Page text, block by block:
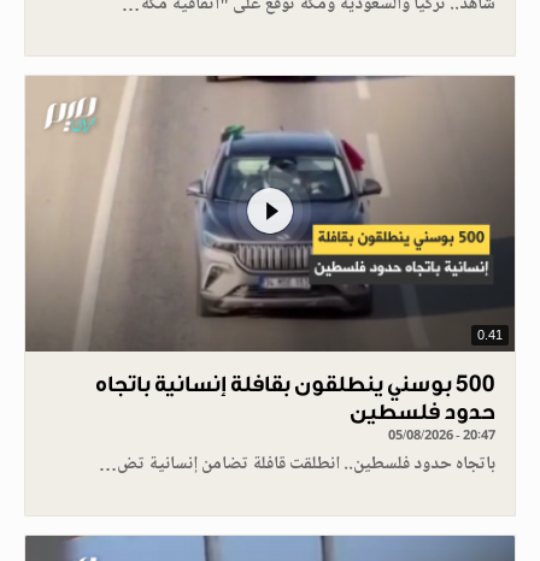
0.41
500 بوسني ينطلقون بقافلة إنسانية باتجاه
حدود فلسطين
05/08/2026 - 20:47
باتجاه حدود فلسطين.. انطلقت قافلة تضامن إنسانية تض…